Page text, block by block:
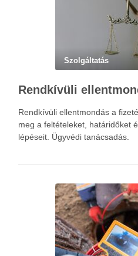
Szolgáltatás
Rendkívüli ellentmondás a
meg a feltételeket, határidőket
lépéseit. Ügyvédi tanácsadás.